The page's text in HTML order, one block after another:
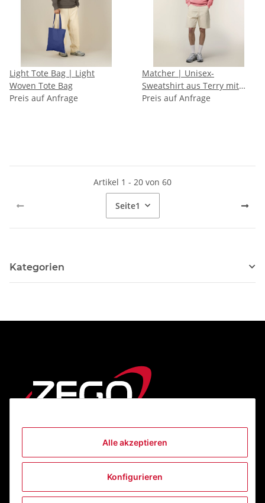
Alle akzeptieren
Konfigurieren
Light Tote Bag | Light
Woven Tote Bag
Preis auf Anfrage
Matcher | Unisex-
Sweatshirt aus Terry mit
Rundhalsausschnitt und
Preis auf Anfrage
Artikel 1 - 20 von 60
Seite1
Kategorien
Informationen